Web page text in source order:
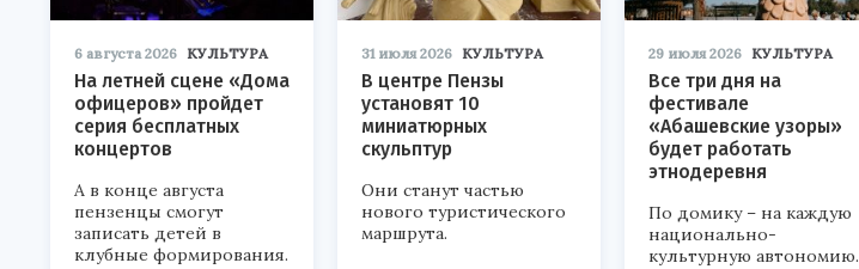
6 августа 2026 КУЛЬТУРА
На летней сцене «Дома
офицеров» пройдет
серия бесплатных
концертов
А в конце августа
пензенцы смогут
записать детей в
клубные формирования.
31 июля 2026 КУЛЬТУРА
В центре Пензы
установят 10
миниатюрных
скульптур
Они станут частью
нового туристического
маршрута.
29 июля 2026 КУЛЬТУРА
Все три дня на
фестивале
«Абашевские узоры»
будет работать
этнодеревня
По домику – на каждую
национально-
культурную автономию.